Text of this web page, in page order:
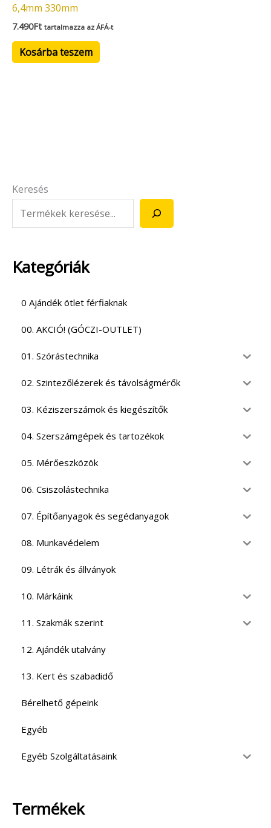
Keresés
Kategóriák
0 Ajándék ötlet férfiaknak
00. AKCIÓ! (GÓCZI-OUTLET)
01. Szórástechnika
02. Szintezőlézerek és távolságmérők
03. Kéziszerszámok és kiegészítők
04. Szerszámgépek és tartozékok
05. Mérőeszközök
06. Csiszolástechnika
07. Építőanyagok és segédanyagok
08. Munkavédelem
09. Létrák és állványok
10. Márkáink
11. Szakmák szerint
12. Ajándék utalvány
13. Kert és szabadidő
Bérelhető gépeink
Egyéb
Egyéb Szolgáltatásaink
Termékek
6,4mm 330mm
7.490Ft tartalmazza az ÁFÁ-t
Kosárba teszem